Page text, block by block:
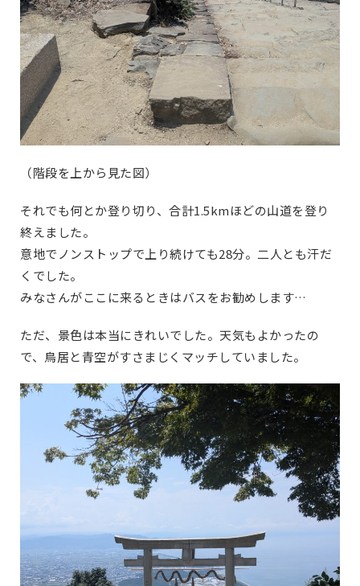
（階段を上から見た図）
それでも何とか登り切り、合計1.5kmほどの山道を登り
終えました。
意地でノンストップで上り続けても28分。二人とも汗だ
くでした。
みなさんがここに来るときはバスをお勧めします…
ただ、景色は本当にきれいでした。天気もよかったの
で、鳥居と青空がすさまじくマッチしていました。